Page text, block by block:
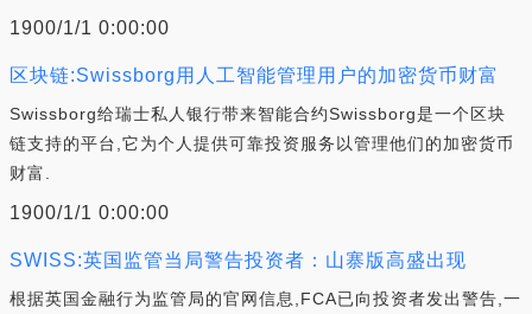
1900/1/1 0:00:00
区块链:Swissborg用人工智能管理用户的加密货币财富
Swissborg给瑞士私人银行带来智能合约Swissborg是一个区块
链支持的平台,它为个人提供可靠投资服务以管理他们的加密货币
财富.
1900/1/1 0:00:00
SWISS:英国监管当局警告投资者：山寨版高盛出现
根据英国金融行为监管局的官网信息,FCA已向投资者发出警告,一